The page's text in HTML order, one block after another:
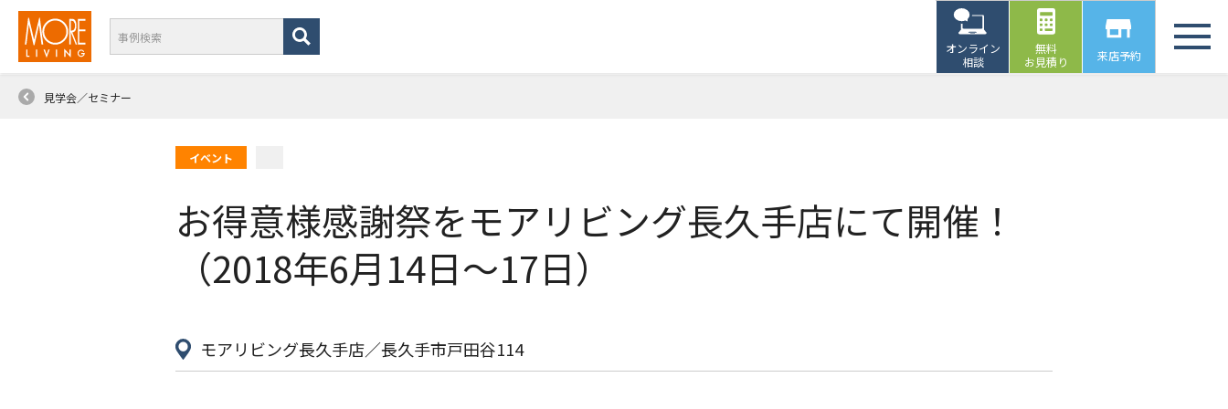
オンライン
相談
無料
お見積り
来店予約
見学会／セミナー
イベント
お得意様感謝祭をモアリビング長久手店にて開催！
（2018年6月14日〜17日）
モアリビング長久手店／長久手市戸田谷114